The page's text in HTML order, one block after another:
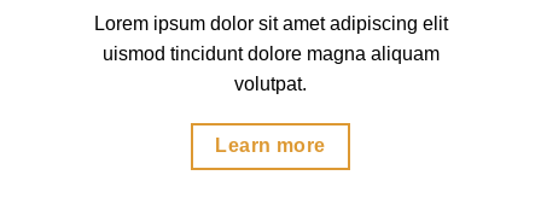
Lorem ipsum dolor sit amet adipiscing elit
uismod tincidunt dolore magna aliquam
volutpat.
Learn more